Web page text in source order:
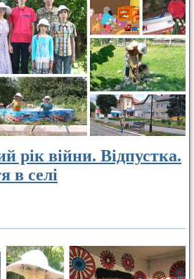
рік війни. Відпустка.
в селі